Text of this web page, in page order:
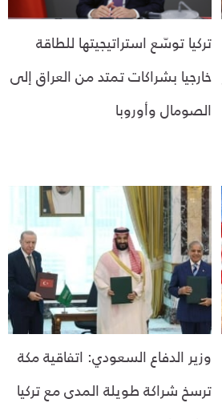
تركيا توسّع استراتيجيتها للطاقة
خارجيا بشراكات تمتد من العراق إلى
الصومال وأوروبا
وزير الدفاع السعودي: اتفاقية مكة
ترسخ شراكة طويلة المدى مع تركيا